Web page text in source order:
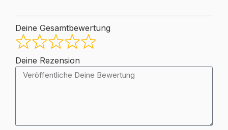
Deine Gesamtbewertung
Deine Rezension